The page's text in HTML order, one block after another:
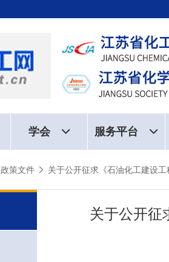
学会 服务平台
政策文件 关于公开征求《石油化工建设
关于公开征